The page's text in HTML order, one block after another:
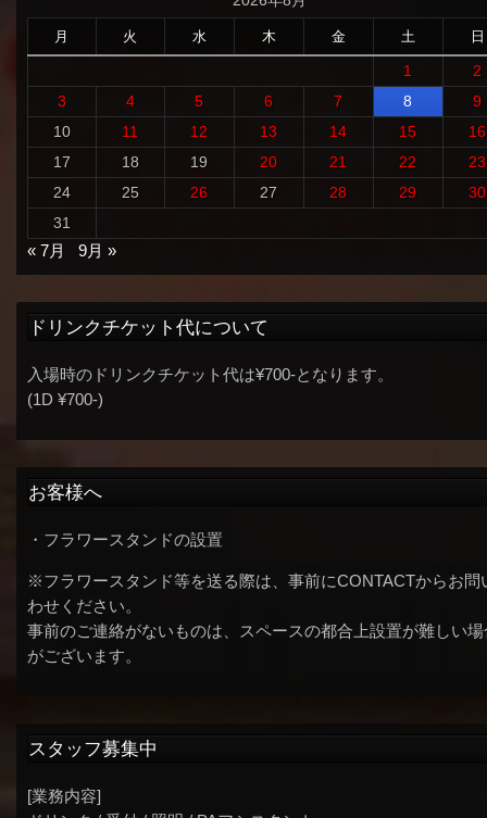
月 火 水 木 金 土 日
1
2
3
4 5 6 7 8
9
10
11 12 13 14 15
16
17
18 19 20 21 22
23
24
25 26 27 28 29
30
31
« 7月
9月 »
ドリンクチケット代について
入場時のドリンクチケット代は¥700-となります。
(1D ¥700-)
お客様へ
・フラワースタンドの設置
※フラワースタンド等を送る際は、事前にCONTACTからお問
わせください。
事前のご連絡がないものは、スペースの都合上設置が難しい場
がございます。
スタッフ募集中
[業務内容]